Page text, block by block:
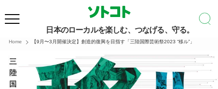
日本のローカルを楽しむ、つなげる、守る。
Home 【9月〜3月開催決定】創造的復興を目指す「三陸国際芸術祭2023 “移ル”」